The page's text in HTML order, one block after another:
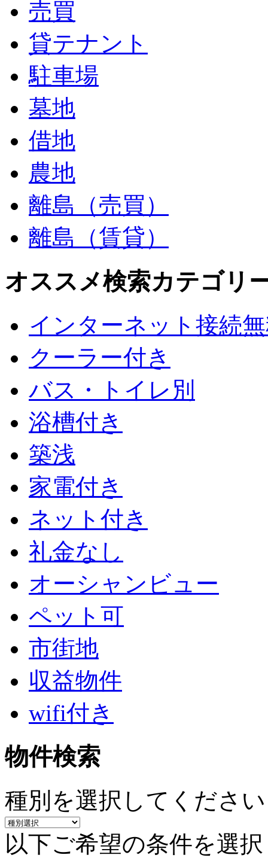
売買
貸テナント
駐車場
墓地
借地
農地
離島（売買）
離島（賃貸）
オススメ検索カテゴリ
インターネット接続
クーラー付き
バス・トイレ別
浴槽付き
築浅
家電付き
ネット付き
礼金なし
オーシャンビュー
ペット可
市街地
収益物件
wifi付き
物件検索
種別を選択してください
以下ご希望の条件を選